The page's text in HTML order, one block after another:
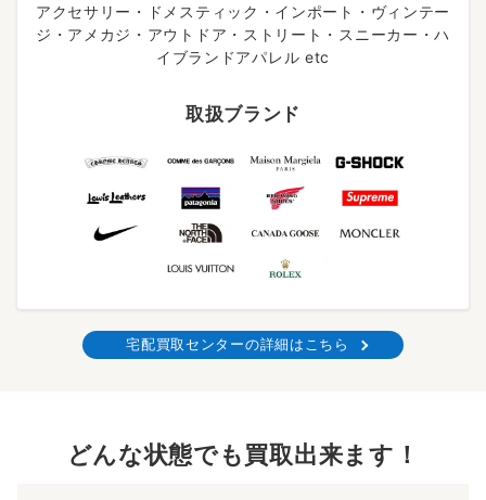
アクセサリー・ドメスティック・インポート・ヴィンテー
ジ・アメカジ・アウトドア・ストリート・スニーカー・ハ
イブランドアパレル etc
取扱ブランド
宅配買取センターの詳細はこちら
どんな状態でも買取出来ます！